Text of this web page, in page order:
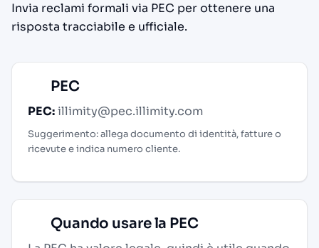
Invia reclami formali via PEC per ottenere una
risposta tracciabile e ufficiale.
PEC
PEC:illimity@pec.illimity.com
Suggerimento: allega documento di identità, fatture o
ricevute e indica numero cliente.
Quando usare la PEC